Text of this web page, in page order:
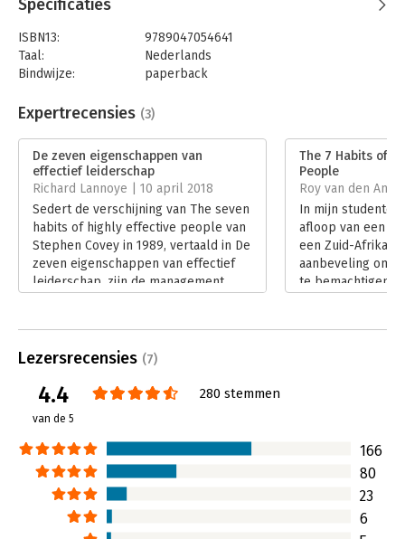
Specificaties
ISBN13:
9789047054641
Taal:
Nederlands
Bindwijze:
paperback
Uitgever:
Business Contact
Verschijningsdatum:
Hoofdrubriek:
Leiderschap
Jongbloed:
Bestuurskunde
Expertrecensies (3)
De zeven eigenschappen van
effectief leiderschap
Richard Lannoye | 10 april 2018
Sedert de verschijning van The seven
habits of highly effective people van
Stephen Covey in 1989, vertaald in De
zeven eigenschappen van effectief
leiderschap, zijn de management
Lees verder
The 7 Habits of
People
Roy van den
In mijn
afloop van een
een Zuid-
aanbeveling om
te bemachtigen
Lezersrecensies (7)
4.4
van de 5
280 stemmen
166
80
23
6